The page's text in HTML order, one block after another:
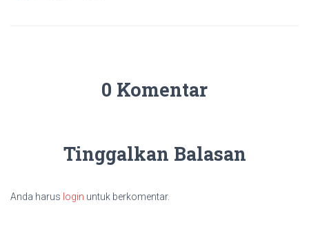
0 Komentar
Tinggalkan Balasan
Anda harus login untuk berkomentar.